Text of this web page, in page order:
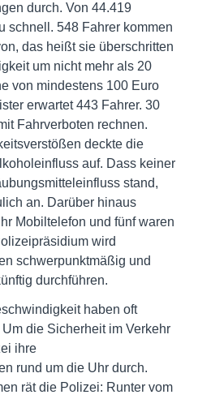
durch. Von 44.419
schnell. 548 Fahrer kommen
das heißt sie überschritten
um nicht mehr als 20
von mindestens 100 Euro
erwartet 443 Fahrer. 30
Fahrverboten rechnen.
deckte die
auf. Dass keiner
stand,
an. Darüber hinaus
Mobiltelefon und fünf waren
wird
schwerpunktmäßig und
durchführen.
haben oft
die Sicherheit im Verkehr
ihre
rund um die Uhr durch.
rät die Polizei: Runter vom